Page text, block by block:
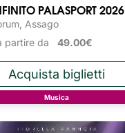
PALASPORT 2026
Assago
partire da 49.00€
Musica